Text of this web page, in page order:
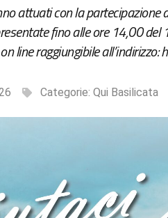
attuati con la partecipazione
fino alle ore 14,00
line raggiungibile
Categorie: Qui Basilicata